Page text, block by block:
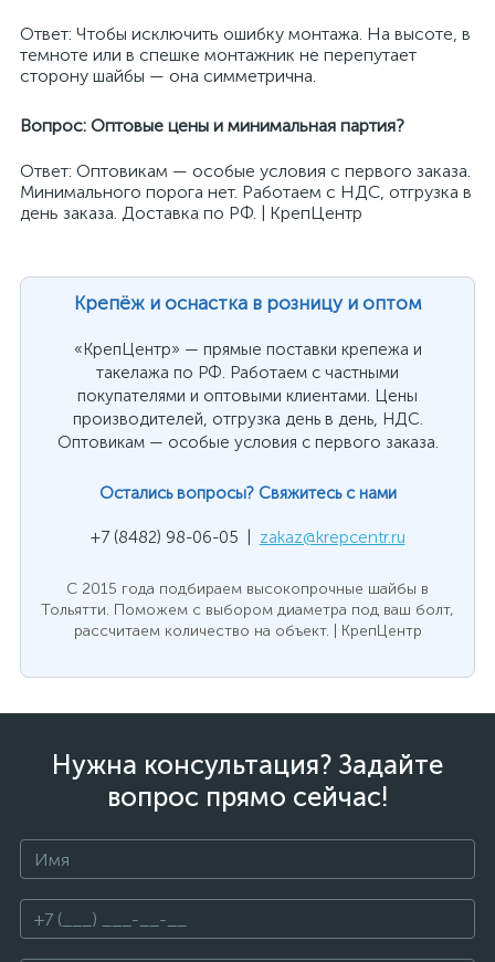
Ответ: Чтобы исключить ошибку монтажа. На высоте, в
темноте или в спешке монтажник не перепутает
сторону шайбы — она симметрична.
Вопрос: Оптовые цены и минимальная партия?
Ответ: Оптовикам — особые условия с первого заказа.
Минимального порога нет. Работаем с НДС, отгрузка в
день заказа. Доставка по РФ. | КрепЦентр
Крепёж и оснастка в розницу и оптом
«КрепЦентр» — прямые поставки крепежа и
такелажа по РФ. Работаем с частными
покупателями и оптовыми клиентами. Цены
производителей, отгрузка день в день, НДС.
Оптовикам — особые условия с первого заказа.
Остались вопросы? Свяжитесь с нами
+7 (8482) 98-06-05 | zakaz@krepcentr.ru
С 2015 года подбираем высокопрочные шайбы в
Тольятти. Поможем с выбором диаметра под ваш болт,
рассчитаем количество на объект. | КрепЦентр
Нужна консультация? Задайте
вопрос прямо сейчас!